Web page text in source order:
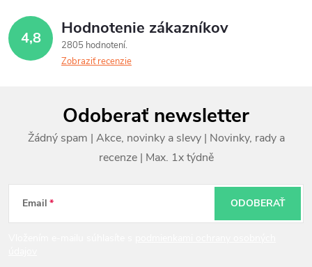
4,8 Hodnotenie zákazníkov
2805 hodnotení
Zobraziť recenzie
ä
Odoberať newsletter
Email ODOBERAŤ